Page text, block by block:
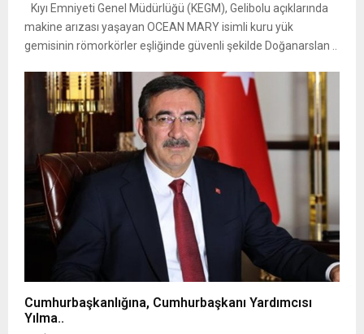
Kıyı Emniyeti Genel Müdürlüğü (KEGM), Gelibolu açıklarında
makine arızası yaşayan OCEAN MARY isimli kuru yük
gemisinin römorkörler eşliğinde güvenli şekilde Doğanarslan ..
Cumhurbaşkanlığına, Cumhurbaşkanı Yardımcısı
Yılma..